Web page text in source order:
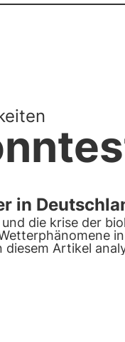
in
die krise der
diesem Artikel